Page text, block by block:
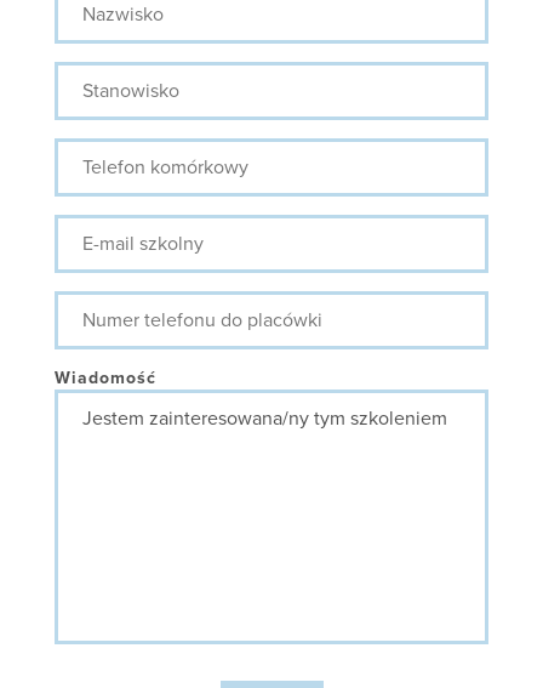
Stanowisko
Telefon
komórkowy
E-
mail
szkolny
Numer
telefonu
do
Wiadomość